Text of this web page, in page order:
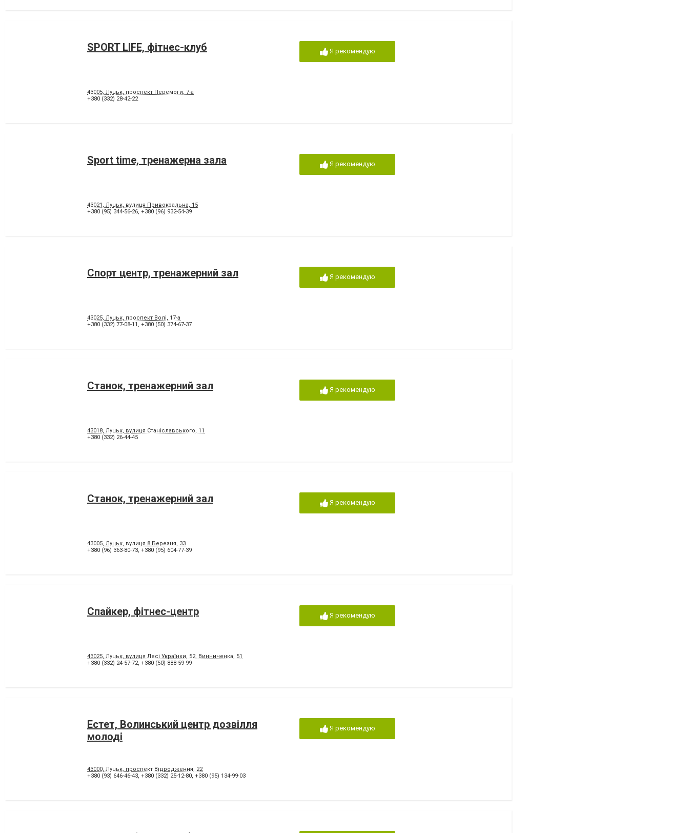
SPORT LIFE, фітнес-клуб
43005, Луцьк, проспект Перемоги, 7-а
+380 (332) 28-42-22
Я рекомендую
Sport time, тренажерна зала
43021, Луцьк, вулиця Привокзальна, 15
+380 (95) 344-56-26, +380 (96) 932-54-39
Я рекомендую
Спорт центр, тренажерний зал
43025, Луцьк, проспект Волі, 17-а
+380 (332) 77-08-11 , +380 (50) 374-67-37
Я рекомендую
Станок, тренажерний зал
43018, Луцьк, вулиця Станіславського, 11
+380 (332) 26-44-45
Я рекомендую
Станок, тренажерний зал
43005, Луцьк, вулиця 8 Березня, 33
+380 (96) 363-80-73, +380 (95) 604-77-39
Я рекомендую
Спайкер, фітнес-центр
43025, Луцьк, вулиця Лесі Українки, 52, Винниченка, 51
+380 (332) 24-57-72, +380 (50) 888-59-99
Я рекомендую
Естет, Волинський центр дозвілля
молоді
43000, Луцьк, проспект Відродження, 22
+380 (93) 646-46-43, +380 (332) 25-12-80, +380 (95) 134-99-03
Я рекомендую